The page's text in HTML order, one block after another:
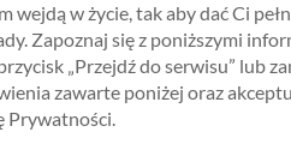
100% swojego serca grze.
przecież Włochem.
że włoży w mecz całą
Nawet gdy gra źle,
wejdą w życie, tak aby dać Ci
Zapoznaj się z poniższymi
„Przejdź do serwisu” lub
zawarte poniżej oraz
Prywatności.